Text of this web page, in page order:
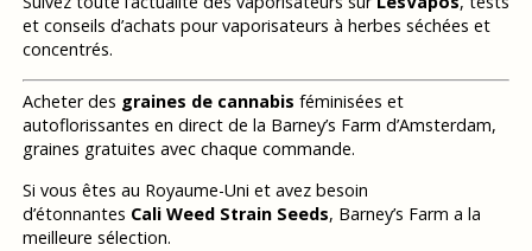
et conseils d’achats pour vaporisateurs à herbes séchées et
concentrés.
Acheter des graines de cannabis féminisées et
autoflorissantes en direct de la Barney’s Farm d’Amsterdam,
graines gratuites avec chaque commande.
Si vous êtes au Royaume-Uni et avez besoin
d’étonnantes Cali Weed Strain Seeds, Barney’s Farm a la
meilleure sélection.